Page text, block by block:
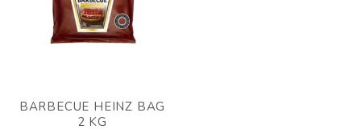
BARBECUE HEINZ BAG
2 KG